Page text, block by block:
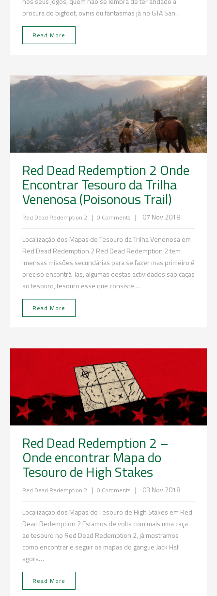
procura do bigfoot, ovnis ou fantasmas já no GTA San…
Read More
Red Dead Redemption 2 Onde
Encontrar Tesouro da Trilha
Venenosa (Poisonous Trail)
Red Dead Redemption 2 | 0 Comments | 07 Nov 2018
Localização dos Mapas do Tesouro da Trilha Venenosa em
Red Dead Redemption 2 Red Dead Redemption 2 tem
imensas missões secundárias para se fazer mas primeiro é
preciso encontrá-las, algumas destas actividades são caças
ao tesouro, tesouro esse que consiste…
Read More
Red Dead Redemption 2 –
Onde encontrar Mapa do
Tesouro de High Stakes
Red Dead Redemption 2 | 0 Comments | 03 Nov 2018
Localização dos Mapas do Tesouro de High Stakes em Red
Dead Redemption 2 Estamos de volta com mais uma caça
ao tesouro no Red Dead Redemption 2, já mostramos
como encontrar e seguir os mapas do gangue Jack Hall
agora…
Read More